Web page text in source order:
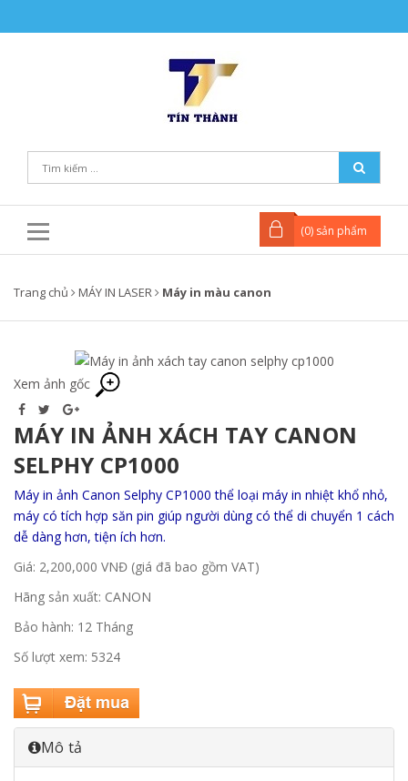
(0) sản phẩm
Trang chủ MÁY IN LASER Máy in màu canon
Xem ảnh gốc
MÁY IN ẢNH XÁCH TAY CANON
SELPHY CP1000
Máy in ảnh Canon Selphy CP1000 thể loại máy in nhiệt khổ nhỏ,
máy có tích hợp săn pin giúp người dùng có thể di chuyển 1 cách
dễ dàng hơn, tiện ích hơn.
Giá: 2,200,000 VNĐ (giá đã bao gồm VAT)
Hãng sản xuất: CANON
Bảo hành: 12 Tháng
Số lượt xem: 5324
Mô tả